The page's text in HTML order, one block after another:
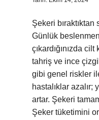
Şekeri
Günlük
çıkardığınızda
tahriş ve ince
gibi genel riskler
hastalıklar azalır;
artar. Şekeri
Şeker tüketimini